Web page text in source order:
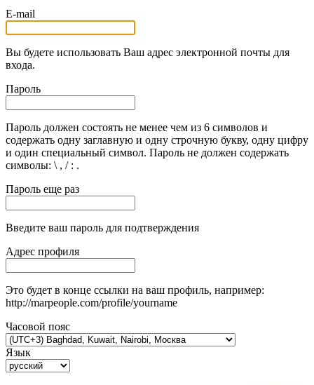
E-mail
Вы будете использовать Ваш адрес электронной почты для
входа.
Пароль
Пароль должен состоять не менее чем из 6 символов и
содержать одну заглавную и одну строчную букву, одну цифру
и один специальный символ. Пароль не должен содержать
символы: \ , / : .
Пароль еще раз
Введите ваш пароль для подтверждения
Адрес профиля
Это будет в конце ссылки на ваш профиль, например:
http://marpeople.com/profile/yourname
Часовой пояс
Язык